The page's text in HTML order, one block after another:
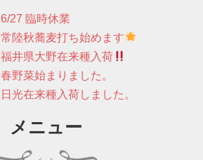
6/27 臨時休業
常陸秋蕎麦打ち始めます
福井県大野在来種入荷
春野菜始まりました。
日光在来種入荷しました。
メニュー